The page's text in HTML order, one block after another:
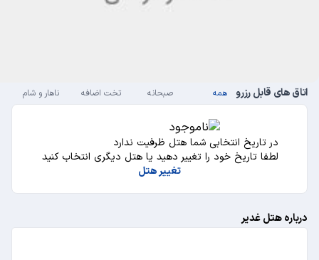
اتاق های قابل رزرو همه صبحانه تخت اضافه ناهار و شام
در تاریخ انتخابی شما هتل ظرفیت ندارد
لطفا تاریخ خود را تغییر دهید یا هتل دیگری انتخاب کنید
تغییر هتل
درباره هتل غدیر